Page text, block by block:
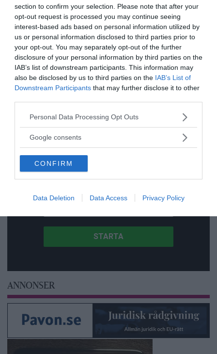
section to confirm your selection. Please note that after your
opt-out request is processed you may continue seeing
interest-based ads based on personal information utilized by
us or personal information disclosed to third parties prior to
your opt-out. You may separately opt-out of the further
disclosure of your personal information by third parties on the
IAB’s list of downstream participants. This information may
also be disclosed by us to third parties on the IAB’s List of
Downstream Participants that may further disclose it to other
Please note that this website/app uses one or more Google
not limited to your visit or usage behaviour. You may click to
use your data for below specified purposes in below Google
consent section.
Personal Data Processing Opt Outs
Google consents
CONFIRM
Data Deletion Data Access Privacy Policy
Ämnen: bo sonnsjö myndigheter
Prenumerera på vårt nyhetsbrev
ANNONSER